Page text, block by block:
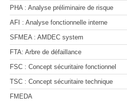
PHA : Analyse préliminaire de risque
AFI : Analyse fonctionnelle interne
SFMEA : AMDEC system
FTA: Arbre de défaillance
FSC : Concept sécuritaire fonctionnel
TSC : Concept sécuritaire technique
FMEDA